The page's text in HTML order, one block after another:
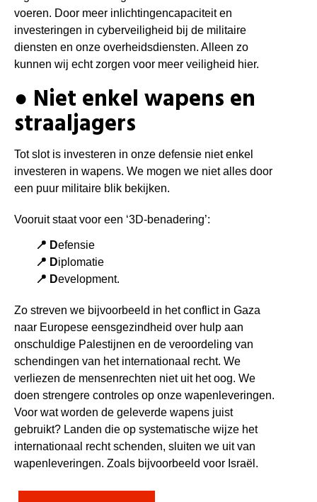
voeren. Door meer inlichtingencapaciteit en
investeringen in cyberveiligheid bij de militaire
diensten en onze overheidsdiensten. Alleen zo
kunnen wij echt zorgen voor meer veiligheid hier.
● Niet enkel wapens en
straaljagers
Tot slot is investeren in onze defensie niet enkel
investeren in wapens. We mogen we niet alles door
een puur militaire blik bekijken.
Vooruit staat voor een ‘3D-benadering’:
📍 Defensie
📍 Diplomatie
📍 Development.
Zo streven we bijvoorbeeld in het conflict in Gaza
naar Europese eensgezindheid over hulp aan
onschuldige Palestijnen en de veroordeling van
schendingen van het internationaal recht. We
verliezen de mensenrechten niet uit het oog. We
doen strengere controles op onze wapenleveringen.
Voor wat worden de geleverde wapens juist
gebruikt? Landen die op systematische wijze het
internationaal recht schenden, sluiten we uit van
wapenleveringen. Zoals bijvoorbeeld voor Israël.